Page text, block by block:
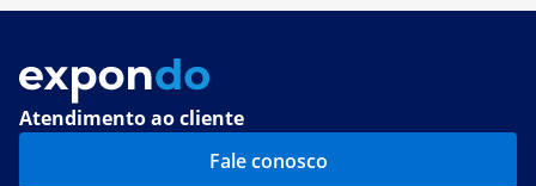
Atendimento ao cliente
Fale conosco